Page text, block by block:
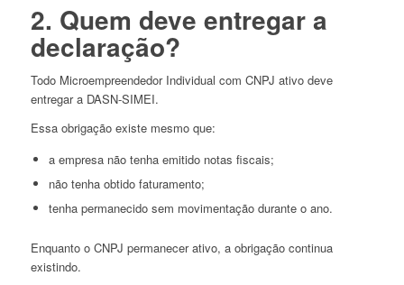
2. Quem deve entregar a
declaração?
Todo Microempreendedor Individual com CNPJ ativo deve
entregar a DASN-SIMEI.
Essa obrigação existe mesmo que:
a empresa não tenha emitido notas fiscais;
não tenha obtido faturamento;
tenha permanecido sem movimentação durante o ano.
Enquanto o CNPJ permanecer ativo, a obrigação continua
existindo.